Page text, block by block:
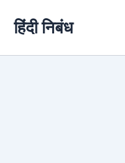
हिंदी निबंध